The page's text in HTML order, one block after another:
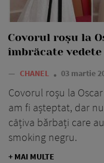
Covorul roșu la
îmbrăcate vedete
— CHANEL 03 martie
Covorul roșu la
am fi așteptat, dar
câțiva bărbați care
smoking negru.
+ MAI MULTE